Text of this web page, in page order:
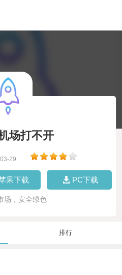
场打不开
29
果下载 PC下载
场，安全绿色
排行